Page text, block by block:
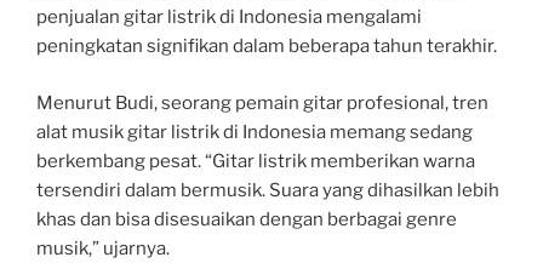
penjualan gitar listrik di Indonesia mengalami
peningkatan signifikan dalam beberapa tahun terakhir.
Menurut Budi, seorang pemain gitar profesional, tren
alat musik gitar listrik di Indonesia memang sedang
berkembang pesat. “Gitar listrik memberikan warna
tersendiri dalam bermusik. Suara yang dihasilkan lebih
khas dan bisa disesuaikan dengan berbagai genre
musik,” ujarnya.